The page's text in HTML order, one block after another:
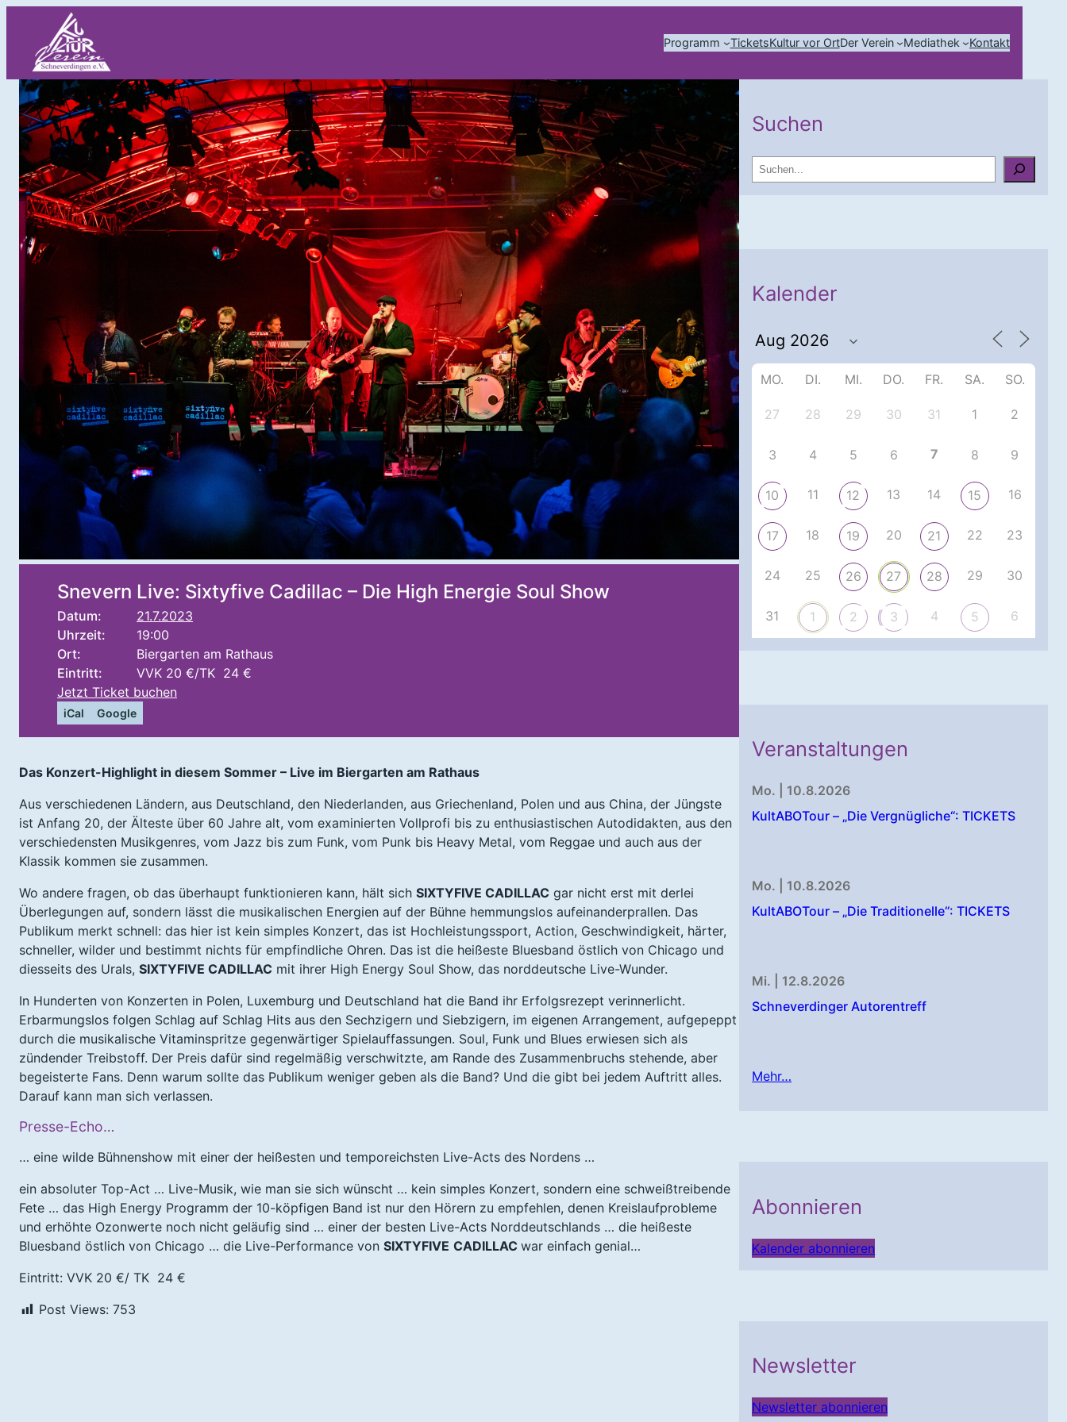
Programm TicketsKultur vor OrtDer Verein Mediathek Kontakt
Snevern Live: Sixtyfive Cadillac – Die High Energie Soul Show
Datum:
21.7.2023
Uhrzeit:
19:00
Ort:
Biergarten am Rathaus
Eintritt:
VVK 20 €/TK 24 €
Jetzt Ticket buchen
iCal Google
Das Konzert-Highlight in diesem Sommer – Live im Biergarten am Rathaus
Aus verschiedenen Ländern, aus Deutschland, den Niederlanden, aus Griechenland, Polen und aus China, der Jüngste
ist Anfang 20, der Älteste über 60 Jahre alt, vom examinierten Vollprofi bis zu enthusiastischen Autodidakten, aus den
verschiedensten Musikgenres, vom Jazz bis zum Funk, vom Punk bis Heavy Metal, vom Reggae und auch aus der
Klassik kommen sie zusammen.
Wo andere fragen, ob das überhaupt funktionieren kann, hält sich SIXTYFIVE CADILLAC gar nicht erst mit derlei
Überlegungen auf, sondern lässt die musikalischen Energien auf der Bühne hemmungslos aufeinanderprallen. Das
Publikum merkt schnell: das hier ist kein simples Konzert, das ist Hochleistungssport, Action, Geschwindigkeit, härter,
schneller, wilder und bestimmt nichts für empfindliche Ohren. Das ist die heißeste Bluesband östlich von Chicago und
diesseits des Urals, SIXTYFIVE CADILLAC mit ihrer High Energy Soul Show, das norddeutsche Live-Wunder.
In Hunderten von Konzerten in Polen, Luxemburg und Deutschland hat die Band ihr Erfolgsrezept verinnerlicht.
Erbarmungslos folgen Schlag auf Schlag Hits aus den Sechzigern und Siebzigern, im eigenen Arrangement, aufgepeppt
durch die musikalische Vitaminspritze gegenwärtiger Spielauffassungen. Soul, Funk und Blues erwiesen sich als
zündender Treibstoff. Der Preis dafür sind regelmäßig verschwitzte, am Rande des Zusammenbruchs stehende, aber
begeisterte Fans. Denn warum sollte das Publikum weniger geben als die Band? Und die gibt bei jedem Auftritt alles.
Darauf kann man sich verlassen.
Presse-Echo…
… eine wilde Bühnenshow mit einer der heißesten und temporeichsten Live-Acts des Nordens …
ein absoluter Top-Act … Live-Musik, wie man sie sich wünscht … kein simples Konzert, sondern eine schweißtreibende
Fete … das High Energy Programm der 10-köpfigen Band ist nur den Hörern zu empfehlen, denen Kreislaufprobleme
und erhöhte Ozonwerte noch nicht geläufig sind … einer der besten Live-Acts Norddeutschlands … die heißeste
Bluesband östlich von Chicago … die Live-Performance von SIXTYFIVE CADILLAC war einfach genial…
Eintritt: VVK 20 €/ TK 24 €
Post Views: 753
Suchen
u
Kalender
MO. DI. MI. DO. FR. SA. SO.
27 28 29 30 31 1 2
3 4 5 6 7 8 9
10 11 12 13 14 15 16
17 18 19 20 21 22 23
24 25 26 27 28 29 30
31 1 2 3 4 5 6
Veranstaltungen
Mo. | 10.8.2026
KultABOTour – „Die Vergnügliche“: TICKETS
Mo. | 10.8.2026
KultABOTour – „Die Traditionelle“: TICKETS
Mi. | 12.8.2026
Schneverdinger Autorentreff
Mehr…
Abonnieren
Kalender abonnieren
Newsletter
Newsletter abonnieren